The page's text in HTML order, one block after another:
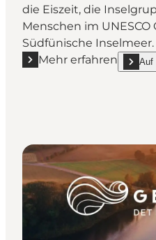
die Eiszeit, die
Menschen im UNESCO
Südfünische Inselmeer.
Mehr erfahren
Mehr erfahren Auf
show